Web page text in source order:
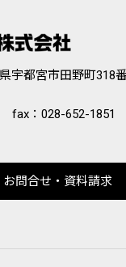
宇都宮市田野町318
fax：028-652-1851
お問合せ・資料請求